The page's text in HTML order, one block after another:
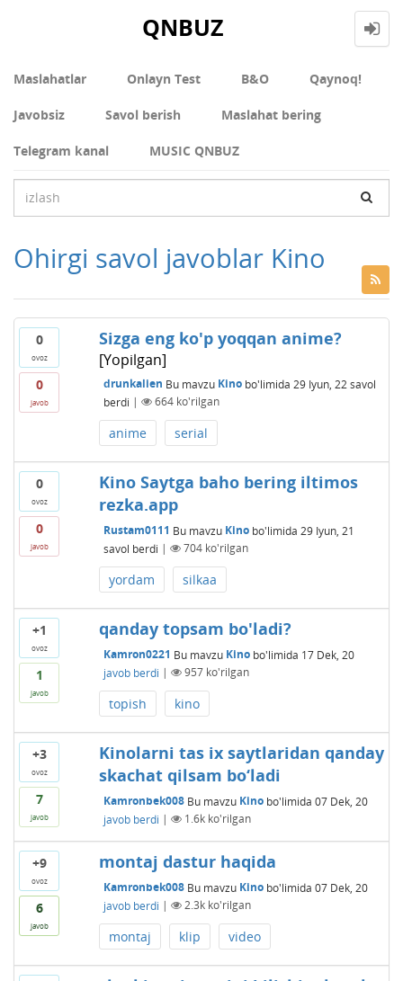
QNBUZ
Maslahatlar Onlayn Test В&О Qaynoq!
Javobsiz Savol berish Maslahat bering
Telegram kanal MUSIC QNBUZ
Ohirgi savol javoblar Kino
0
ovoz
0
javob
Sizga eng ko'p yoqqan anime?
[Yopilgan]
drunkalien Bu mavzu Kinobo'limida 29 Iyun, 22 savol
berdi | 664ko'rilgan
anime serial
0
ovoz
0
javob
Kino Saytga baho bering iltimos
rezka.app
Rustam0111 Bu mavzu Kinobo'limida 29 Iyun, 21
savol berdi | 704ko'rilgan
yordam silkaa
+1
ovoz
1
javob
qanday topsam bo'ladi?
Kamron0221 Bu mavzu Kinobo'limida 17 Dek, 20
javob berdi | 957ko'rilgan
topish kino
+3
ovoz
7
javob
Kinolarni tas ix saytlaridan qanday
skachat qilsam bo‘ladi
Kamronbek008 Bu mavzu Kinobo'limida 07 Dek, 20
javob berdi | 1.6kko'rilgan
+9
ovoz
6
javob
montaj dastur haqida
Kamronbek008 Bu mavzu Kinobo'limida 07 Dek, 20
javob berdi | 2.3kko'rilgan
montaj klip video